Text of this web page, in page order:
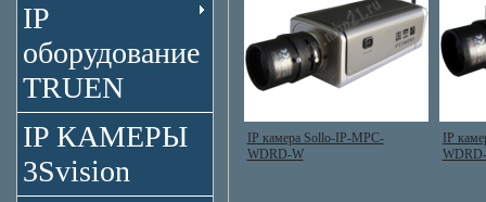
IP
оборудование
TRUEN
IP КАМЕРЫ
3Svision
IP камера Sollo-IP-MPC-
WDRD-W
IP